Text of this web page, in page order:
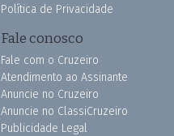
Política de Privacidade
Fale conosco
Fale com o Cruzeiro
Atendimento ao Assinante
Anuncie no Cruzeiro
Anuncie no ClassiCruzeiro
Publicidade Legal